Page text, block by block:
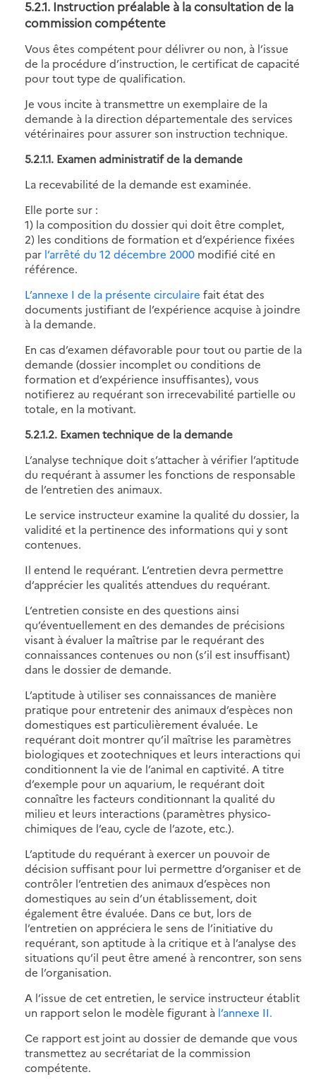
5.2.1. Instruction préalable à la consultation de la
commission compétente
Vous êtes compétent pour délivrer ou non, à l’issue
de la procédure d’instruction, le certificat de capacité
pour tout type de qualification.
Je vous incite à transmettre un exemplaire de la
demande à la direction départementale des services
vétérinaires pour assurer son instruction technique.
5.2.1.1. Examen administratif de la demande
La recevabilité de la demande est examinée.
Elle porte sur :
1) la composition du dossier qui doit être complet,
2) les conditions de formation et d’expérience fixées
par l’arrêté du 12 décembre 2000 modifié cité en
référence.
L’annexe I de la présente circulaire fait état des
documents justifiant de l’expérience acquise à joindre
à la demande.
En cas d’examen défavorable pour tout ou partie de la
demande (dossier incomplet ou conditions de
formation et d’expérience insuffisantes), vous
notifierez au requérant son irrecevabilité partielle ou
totale, en la motivant.
5.2.1.2. Examen technique de la demande
L’analyse technique doit s’attacher à vérifier l’aptitude
du requérant à assumer les fonctions de responsable
de l’entretien des animaux.
Le service instructeur examine la qualité du dossier, la
validité et la pertinence des informations qui y sont
contenues.
Il entend le requérant. L’entretien devra permettre
d’apprécier les qualités attendues du requérant.
L’entretien consiste en des questions ainsi
qu’éventuellement en des demandes de précisions
visant à évaluer la maîtrise par le requérant des
connaissances contenues ou non (s’il est insuffisant)
dans le dossier de demande.
L’aptitude à utiliser ses connaissances de manière
pratique pour entretenir des animaux d’espèces non
domestiques est particulièrement évaluée. Le
requérant doit montrer qu’il maîtrise les paramètres
biologiques et zootechniques et leurs interactions qui
conditionnent la vie de l’animal en captivité. A titre
d’exemple pour un aquarium, le requérant doit
connaître les facteurs conditionnant la qualité du
milieu et leurs interactions (paramètres physico-
chimiques de l’eau, cycle de l’azote, etc.).
L’aptitude du requérant à exercer un pouvoir de
décision suffisant pour lui permettre d’organiser et de
contrôler l’entretien des animaux d’espèces non
domestiques au sein d’un établissement, doit
également être évaluée. Dans ce but, lors de
l’entretien on appréciera le sens de l’initiative du
requérant, son aptitude à la critique et à l’analyse des
situations qu’il peut être amené à rencontrer, son sens
de l’organisation.
A l’issue de cet entretien, le service instructeur établit
un rapport selon le modèle figurant à l’annexe II.
Ce rapport est joint au dossier de demande que vous
transmettez au secrétariat de la commission
compétente.